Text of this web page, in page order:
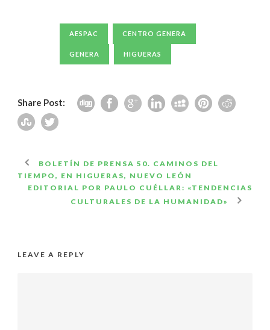
AESPAC CENTRO GENERA
GENERA HIGUERAS
Share Post:
BOLETÍN DE PRENSA 50. CAMINOS DEL
TIEMPO, EN HIGUERAS, NUEVO LEÓN
EDITORIAL POR PAULO CUÉLLAR: «TENDENCIAS
CULTURALES DE LA HUMANIDAD»
LEAVE A REPLY